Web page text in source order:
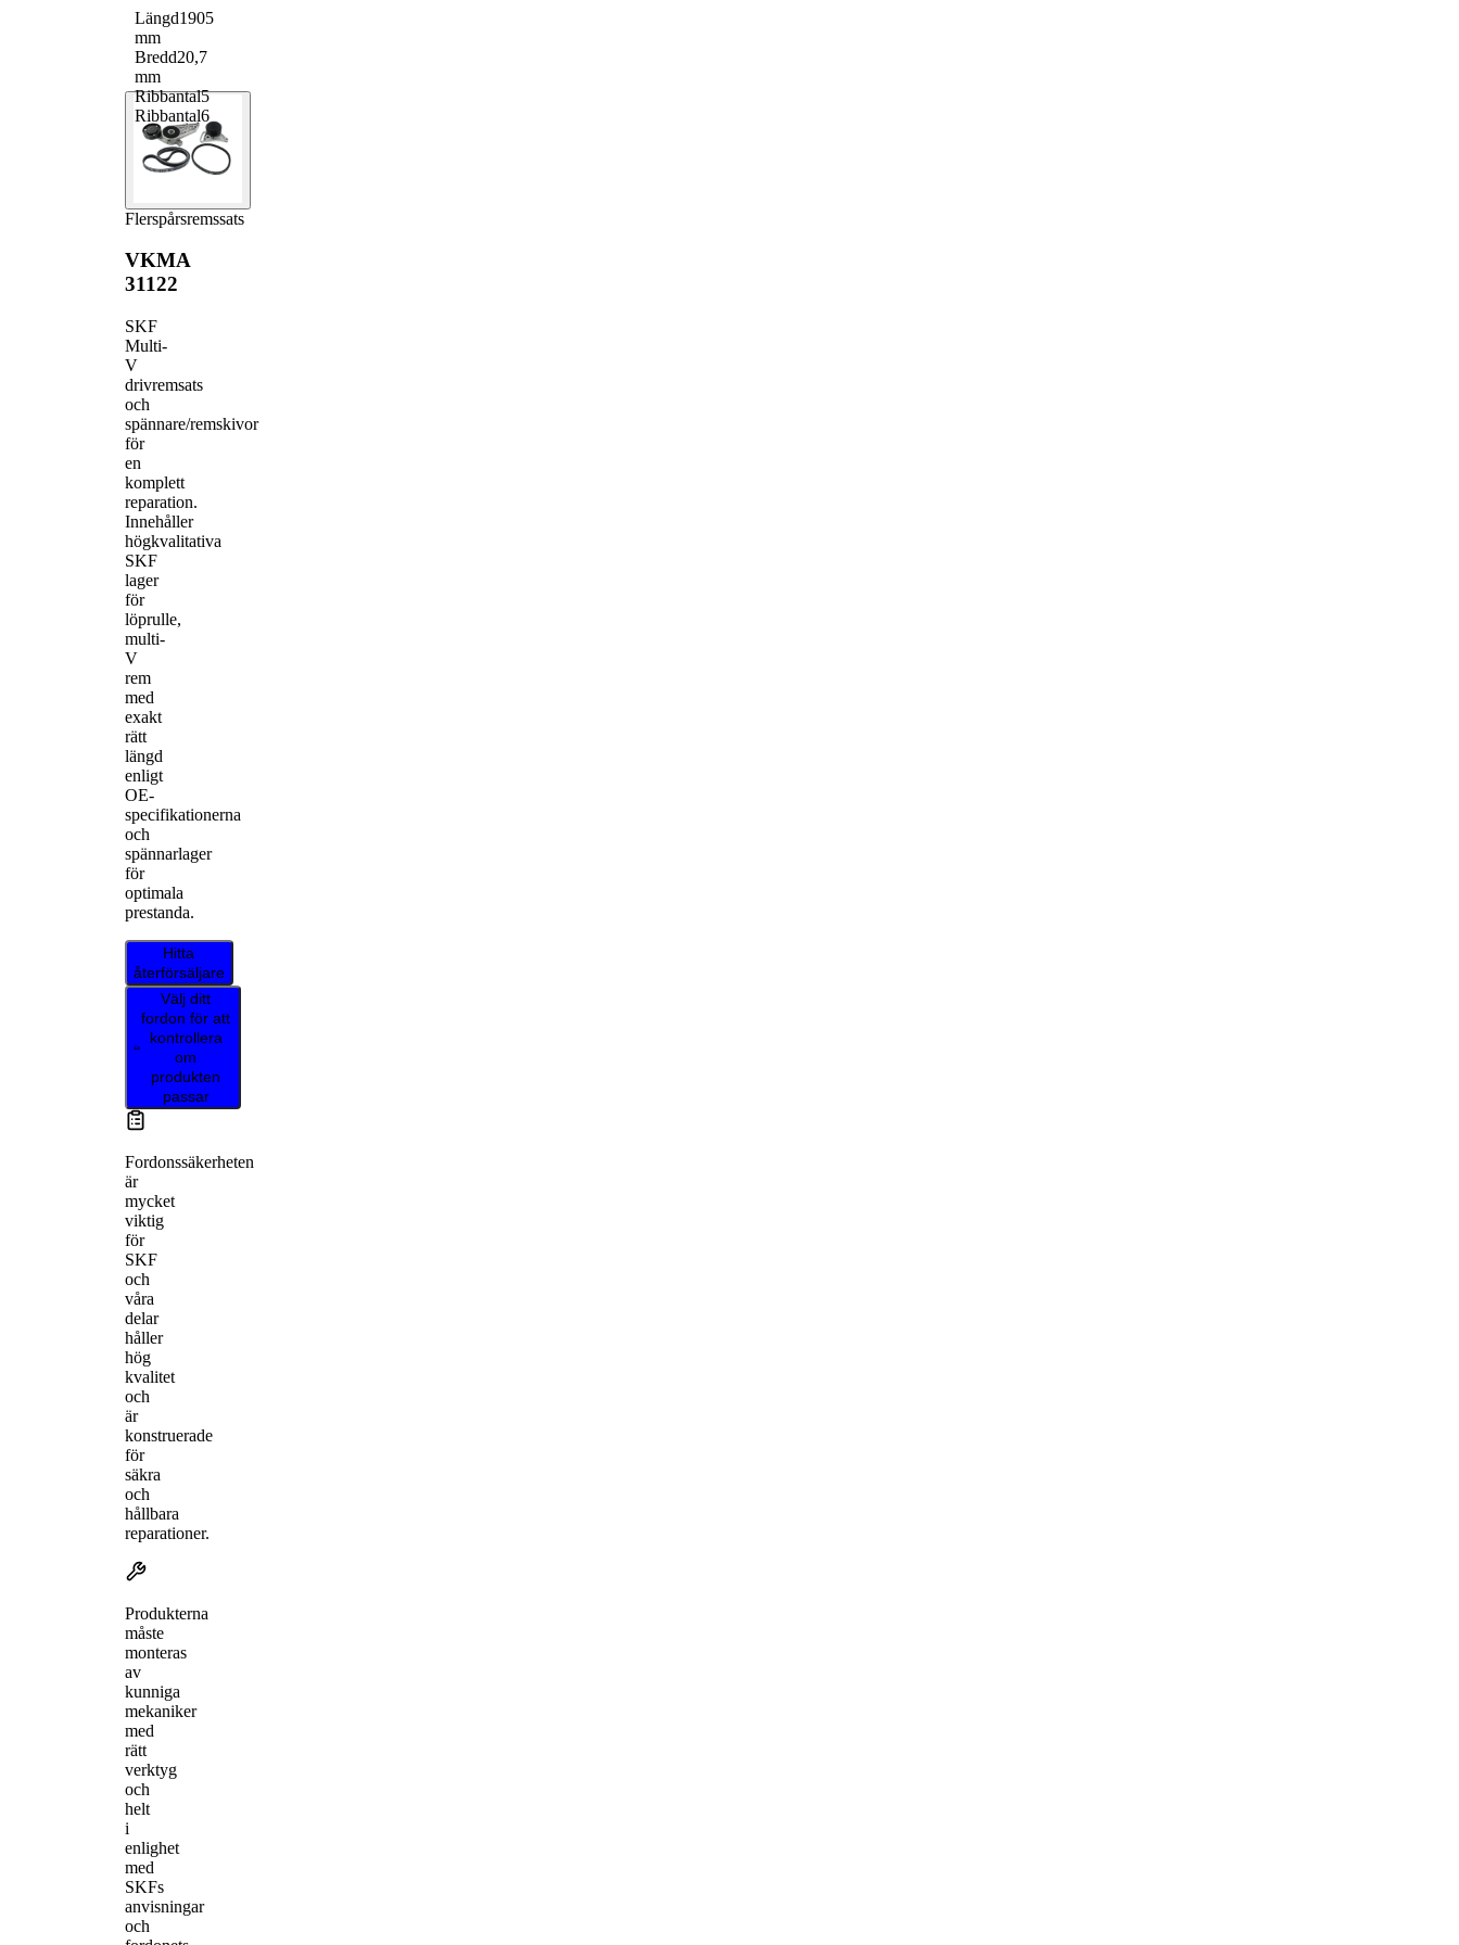
Flerspårsremssats
VKMA
31122
SKF
Multi-
V
drivremsats
och
spännare/remskivor
för
en
komplett
reparation.
Innehåller
högkvalitativa
SKF
lager
för
löprulle,
multi-
V
rem
med
exakt
rätt
längd
enligt
OE-
specifikationerna
och
spännarlager
för
optimala
prestanda.
Hitta
återförsäljare
Välj ditt
fordon för att
kontrollera
om
produkten
passar
Fordonssäkerheten
är
mycket
viktig
för
SKF
och
våra
delar
håller
hög
kvalitet
och
är
konstruerade
för
säkra
och
hållbara
reparationer.
Produkterna
måste
monteras
av
kunniga
mekaniker
med
rätt
verktyg
och
helt
i
enlighet
med
SKFs
anvisningar
och
Flerspårsrem
Flerspårsrem
Längd1905
mm
Bredd20,7
mm
Ribbantal5
Ribbantal6